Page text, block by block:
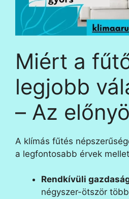
Miért a
legjobb
– Az
A klímás fűtés
a legfontosabb érvek
Rendkívüli
négyszer-ötször